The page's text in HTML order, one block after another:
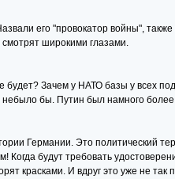
его "провокатор войны", также
широкими глазами.
Зачем у НАТО базы у всех
бы. Путин был намного
Германии. Это политический
Когда будут требовать
красками. И вдруг это уже не